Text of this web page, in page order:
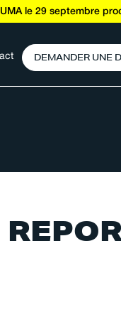
le 29 septembre
DEMANDER UNE D